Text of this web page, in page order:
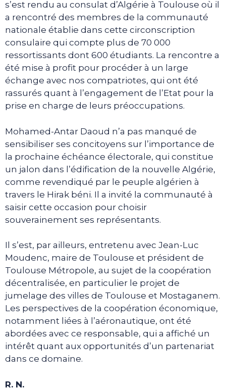
s’est rendu au consulat d’Algérie à Toulouse où il
a rencontré des membres de la communauté
nationale établie dans cette circonscription
consulaire qui compte plus de 70 000
ressortissants dont 600 étudiants. La rencontre a
été mise à profit pour procéder à un large
échange avec nos compatriotes, qui ont été
rassurés quant à l’engagement de l’Etat pour la
prise en charge de leurs préoccupations.
Mohamed-Antar Daoud n’a pas manqué de
sensibiliser ses concitoyens sur l’importance de
la prochaine échéance électorale, qui constitue
un jalon dans l’édification de la nouvelle Algérie,
comme revendiqué par le peuple algérien à
travers le Hirak béni. Il a invité la communauté à
saisir cette occasion pour choisir
souverainement ses représentants.
Il s’est, par ailleurs, entretenu avec Jean-Luc
Moudenc, maire de Toulouse et président de
Toulouse Métropole, au sujet de la coopération
décentralisée, en particulier le projet de
jumelage des villes de Toulouse et Mostaganem.
Les perspectives de la coopération économique,
notamment liées à l’aéronautique, ont été
abordées avec ce responsable, qui a affiché un
intérêt quant aux opportunités d’un partenariat
dans ce domaine.
R. N.